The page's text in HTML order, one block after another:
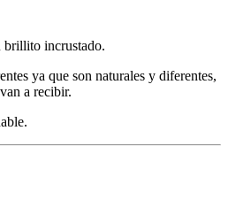
brillito incrustado.
ya que son naturales y diferentes,
a recibir.